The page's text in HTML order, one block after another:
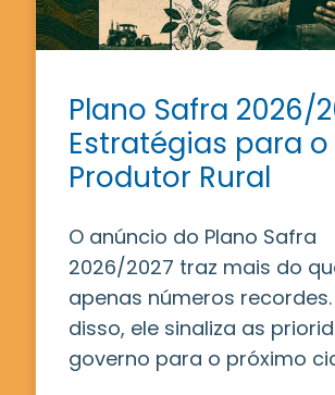
Plano Safra 2026/
Estratégias para o
Produtor Rural
O anúncio do Plano Safra
2026/2027 traz mais do
apenas números recordes.
disso, ele sinaliza as
governo para o próximo